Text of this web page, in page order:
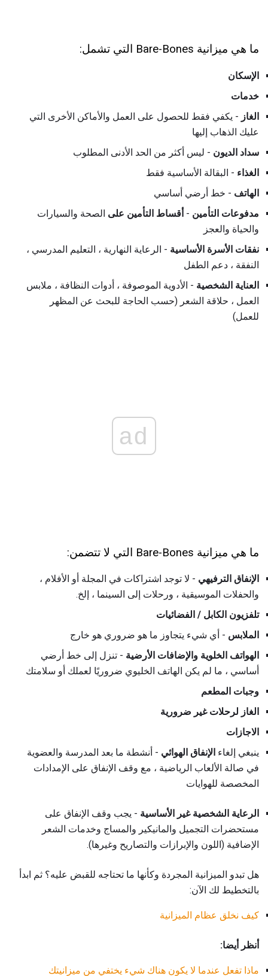
ما هي ميزانية Bare-Bones التي تشمل:
الإسكان
خدمات
الغاز - يكفي فقط للحصول على العمل والأماكن الأخرى التي
عليك الذهاب إليها
سداد الديون - ليس أكثر من الحد الأدنى المطلوب
الغذاء - البقالة الأساسية فقط
الهاتف - خط أرضي أساسي
مدفوعات التأمين - أقساط التأمين على الصحة والسيارات
والحياة والعجز
نفقات الأسرة الأساسية - الرعاية النهارية ، التعليم المدرسي ،
النفقة ، دعم الطفل
العناية الشخصية - الأدوية الموصوفة ، أدوات النظافة ، ملابس
العمل ، حلاقة الشعر (حسب الحاجة للبحث عن المظهر
للعمل)
ad
ما هي ميزانية Bare-Bones التي لا تتضمن:
الإنفاق الترفيهي - لا توجد اشتراكات في المجلة أو الأفلام ،
والحفلات الموسيقية ، ورحلات إلى السينما ، إلخ.
تلفزيون الكابل / الفضائيات
الملابس - أي شيء يتجاوز ما هو ضروري هو خارج
الهواتف الخلوية والإضافات الأرضية - تنزل إلى خط أرضي
أساسي ، ما لم يكن الهاتف الخليوي ضروريًا لعملك أو سلامتك
وجبات المطعم
الغاز لرحلات غير ضرورية
الاجازات
ينبغي إلغاء الإنفاق الهوائي - أنشطة ما بعد المدرسة والعضوية
في صالة الألعاب الرياضية ، مع وقف الإنفاق على الإمدادات
المخصصة للهوايات
الرعاية الشخصية غير الأساسية - يجب وقف الإنفاق على
مستحضرات التجميل والمانيكير والمساج وخدمات الشعر
الإضافية (اللون والإبرازات والتصاريح وغيرها).
هل تبدو الميزانية المجردة وكأنها ما تحتاجه للقبض عليه؟ ثم ابدأ
بالتخطيط لك الآن:
كيف نخلق عظام الميزانية
أنظر أيضا:
ماذا تفعل عندما لا يكون هناك شيء يختفي من ميزانيتك